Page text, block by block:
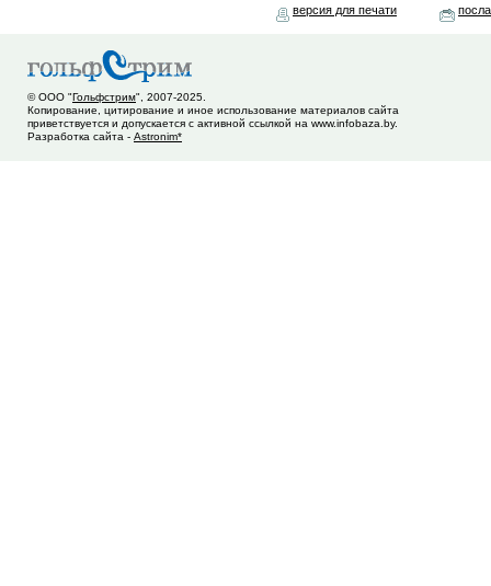
версия для печати
© ООО "Гольфстрим", 2007-2025.
Копирование, цитирование и иное использование материалов сайта
приветствуется и допускается с активной ссылкой на www.infobaza.by.
Разработка сайта - Astronim*